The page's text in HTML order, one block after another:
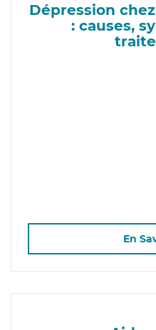
Dépression
: causes,
En